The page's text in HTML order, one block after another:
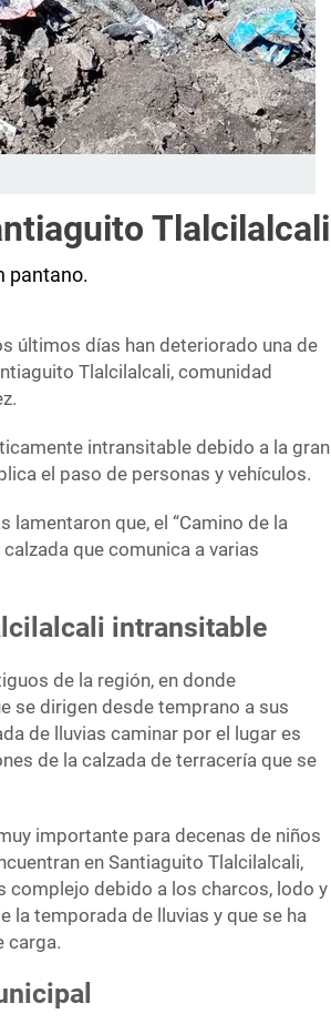
Tlalcilalcali
pantano.
últimos días han deteriorado una de
Tlalcilalcali, comunidad
intransitable debido a la gran
el paso de personas y vehículos.
lamentaron que, el “Camino de la
que comunica a varias
intransitable
de la región, en donde
se dirigen desde temprano a sus
de lluvias caminar por el lugar es
de la calzada de terracería que se
importante para decenas de niños
en Santiaguito Tlalcilalcali,
complejo debido a los charcos, lodo y
la temporada de lluvias y que se ha
carga.